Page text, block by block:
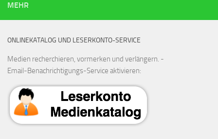
MEHR
ONLINEKATALOG UND LESERKONTO-SERVICE
Medien recherchieren, vormerken und verlängern. -
Email-Benachrichtigungs-Service aktivieren: